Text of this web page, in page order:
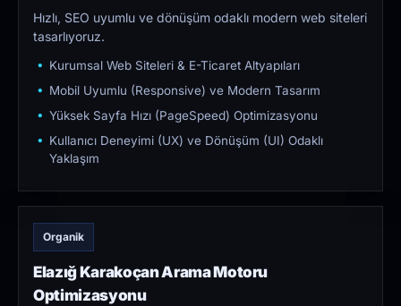
Hızlı, SEO uyumlu ve dönüşüm odaklı modern web siteleri
tasarlıyoruz.
Kurumsal Web Siteleri & E-Ticaret Altyapıları
Mobil Uyumlu (Responsive) ve Modern Tasarım
Yüksek Sayfa Hızı (PageSpeed) Optimizasyonu
Kullanıcı Deneyimi (UX) ve Dönüşüm (UI) Odaklı
Yaklaşım
Organik
Elazığ Karakoçan Arama Motoru
Optimizasyonu